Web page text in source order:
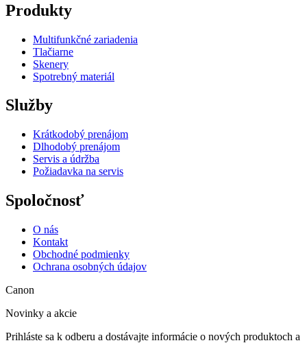
Produkty
Multifunkčné zariadenia
Tlačiarne
Skenery
Spotrebný materiál
Služby
Krátkodobý prenájom
Dlhodobý prenájom
Servis a údržba
Požiadavka na servis
Spoločnosť
O nás
Kontakt
Obchodné podmienky
Ochrana osobných údajov
Canon
Novinky a akcie
Prihláste sa k odberu a dostávajte informácie o nových produktoch a